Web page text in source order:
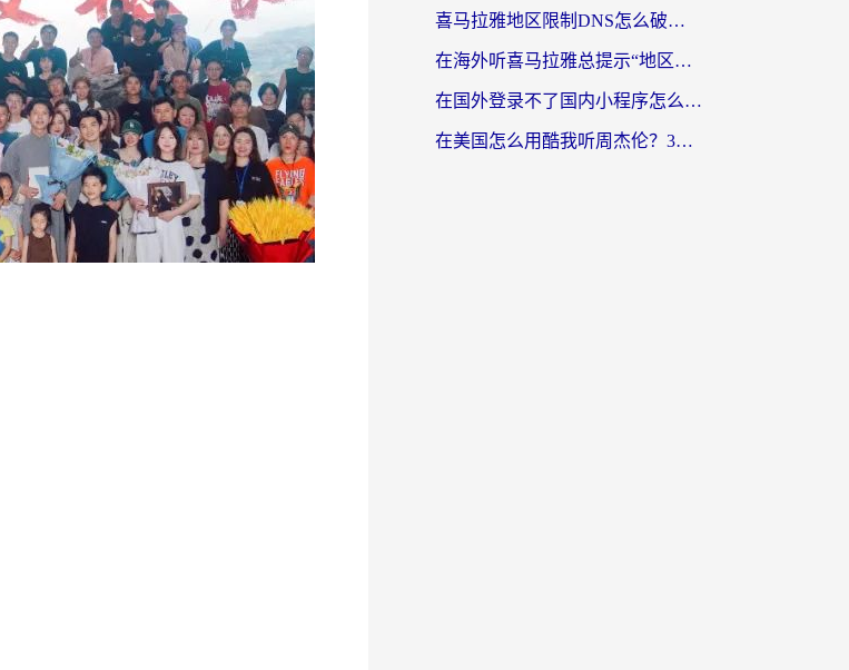
喜马拉雅地区限制DNS怎么破？海外党听国内音乐听书的终极解决方案
在海外听喜马拉雅总提示“地区限制”？3步轻松解除+听国内音乐全攻略
在国外登录不了国内小程序怎么办？选对回国加速器，轻松解锁国内资源
在美国怎么用酷我听周杰伦？3步搞定海外听歌难题